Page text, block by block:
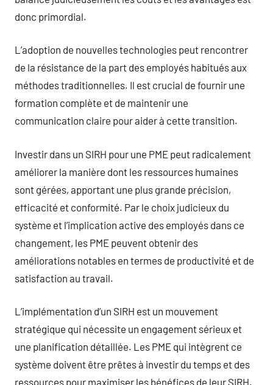
donc primordial.
L’adoption de nouvelles technologies peut rencontrer
de la résistance de la part des employés habitués aux
méthodes traditionnelles. Il est crucial de fournir une
formation complète et de maintenir une
communication claire pour aider à cette transition.
Investir dans un SIRH pour une PME peut radicalement
améliorer la manière dont les ressources humaines
sont gérées, apportant une plus grande précision,
efficacité et conformité. Par le choix judicieux du
système et l’implication active des employés dans ce
changement, les PME peuvent obtenir des
améliorations notables en termes de productivité et de
satisfaction au travail.
L’implémentation d’un SIRH est un mouvement
stratégique qui nécessite un engagement sérieux et
une planification détaillée. Les PME qui intègrent ce
système doivent être prêtes à investir du temps et des
ressources pour maximiser les bénéfices de leur SIRH.